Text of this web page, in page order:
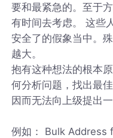
要和最紧急的。至于
有时间去考虑。 这些
安全了的假象当中。
越大。
抱有这种想法的根本
何分析问题，找出最
因而无法向上级提出
例如： Bulk Address